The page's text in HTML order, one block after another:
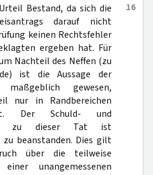
16
Bestand, da sich die
darauf nicht
keinen Rechtsfehler
ergeben hat. Für
Nachteil des Neffen (zu
ist die Aussage der
gewesen,
nur in Randbereichen
Der Schuld- und
zu dieser Tat ist
beanstanden. Dies gilt
über die teilweise
unangemessenen